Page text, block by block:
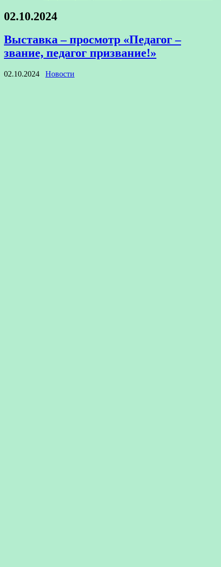
02.10.2024
Выставка – просмотр «Педагог –
звание, педагог призвание!»
02.10.2024 Новости